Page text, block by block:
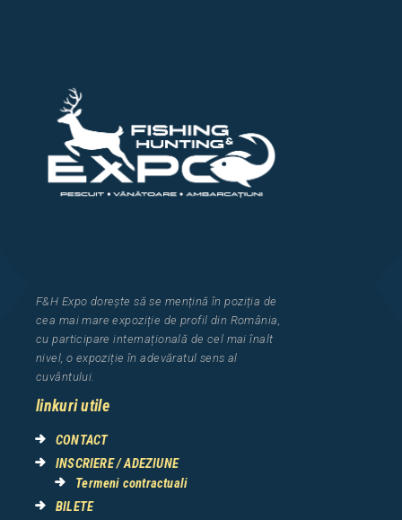
F&H Expo dorește să se mențină în poziția de
cea mai mare expoziție de profil din România,
cu participare internațională de cel maiînalt
nivel, o expoziție în adevăratul sens al
cuvântului.
linkuri utile
CONTACT
INSCRIERE / ADEZIUNE
Termeni contractuali
BILETE